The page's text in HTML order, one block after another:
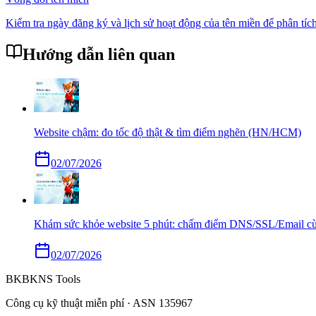
Kiểm tra ngày đăng ký và lịch sử hoạt động của tên miền để phân
Hướng dẫn liên quan
Website chậm: đo tốc độ thật & tìm điểm nghẽn (HN/HCM)
02/07/2026
Khám sức khỏe website 5 phút: chấm điểm DNS/SSL/Email
02/07/2026
BKBKNS Tools
Công cụ kỹ thuật miễn phí · ASN 135967